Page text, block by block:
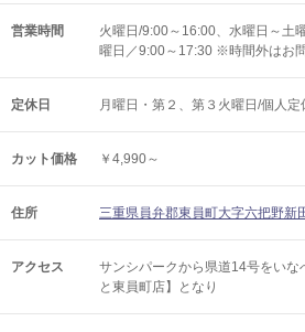
営業時間
火曜日/9:00～16:00、水曜日～土
曜日／9:00～17:30 ※時間外はお
定休日 月曜日・第２、第３火曜日/個人定
カット価格 ￥4,990～
住所 三重県員弁郡東員町大字六把野新
アクセス
サンシパークから県道14号をい
と東員町店】となり